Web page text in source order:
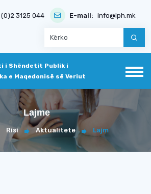
3125 044 E-mail: info@iph.mk
i Shëndetit Publik i
e Maqedonisë së Veriut
Lajme
Risi Aktualitete Lajm